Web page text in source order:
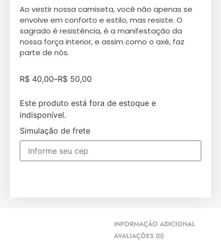
Ao vestir nossa camiseta, você não apenas se
envolve em conforto e estilo, mas resiste. O
sagrado é resistência, é a manifestação da
nossa força interior, e assim como o axé, faz
parte de nós.
R$ 40,00–R$ 50,00
Este produto está fora de estoque e
indisponível.
Simulação de frete
INFORMAÇÃO ADICIONAL
AVALIAÇÕES (0)